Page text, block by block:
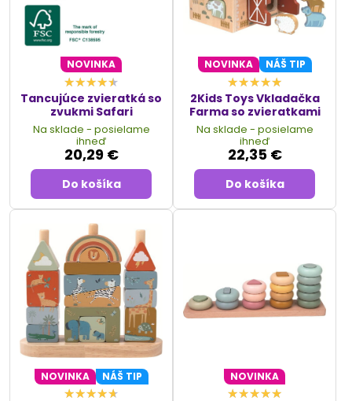
NOVINKA
Tancujúce zvieratká so
zvukmi Safari
Na sklade - posielame
ihneď
20,29 €
Do košíka
NOVINKA NÁŠ TIP
2Kids Toys Vkladačka
Farma so zvieratkami
Na sklade - posielame
ihneď
22,35 €
Do košíka
NOVINKA NÁŠ TIP NOVINKA